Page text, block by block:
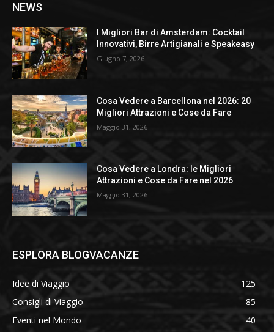
NEWS
I Migliori Bar di Amsterdam: Cocktail
Innovativi, Birre Artigianali e Speakeasy
Giugno 7, 2026
Cosa Vedere a Barcellona nel 2026: 20
Migliori Attrazioni e Cose da Fare
Maggio 31, 2026
Cosa Vedere a Londra: le Migliori
Attrazioni e Cose da Fare nel 2026
Maggio 31, 2026
ESPLORA BLOGVACANZE
Idee di Viaggio
125
Consigli di Viaggio
85
Eventi nel Mondo
40